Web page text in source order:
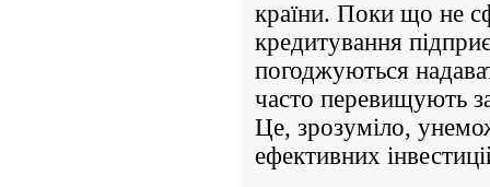
країни. Поки що не
кредитування
погоджуються
часто перевищують
Це, зрозуміло,
ефективних